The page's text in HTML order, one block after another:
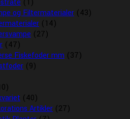
(1)
og Filtermaterialer (43)
(14)
(27)
(47)
Fiskefoder mm (37)
(9)
(40)
Artikler (27)